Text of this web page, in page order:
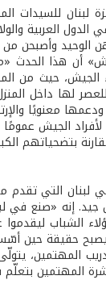
الدول العربية
الوحيد وأصبحن
أن هذا الحدث
حيث من
لها داخل
معنويًا
الجيش
بتضحياتهم
لبنان التي
الشباب
المهتمين،
المهتمين بتعلّم